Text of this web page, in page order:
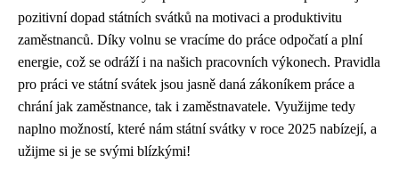
pozitivní dopad státních svátků na motivaci a produktivitu
zaměstnanců. Díky volnu se vracíme do práce odpočatí a plní
energie, což se odráží i na našich pracovních výkonech. Pravidla
pro práci ve státní svátek jsou jasně daná zákoníkem práce a
chrání jak zaměstnance, tak i zaměstnavatele. Využijme tedy
naplno možností, které nám státní svátky v roce 2025 nabízejí, a
užijme si je se svými blízkými!